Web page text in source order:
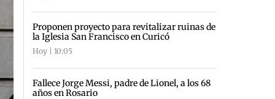
Proponen proyecto para revitalizar ruinas de
la Iglesia San Francisco en Curicó
Hoy | 10:05
Fallece Jorge Messi, padre de Lionel, a los 68
años en Rosario